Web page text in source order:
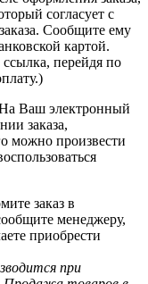
согласует с
Сообщите ему
картой.
ссылка, перейдя по
Ваш электронный
заказа,
можно произвести
заказ в
менеджеру,
приобрести
при